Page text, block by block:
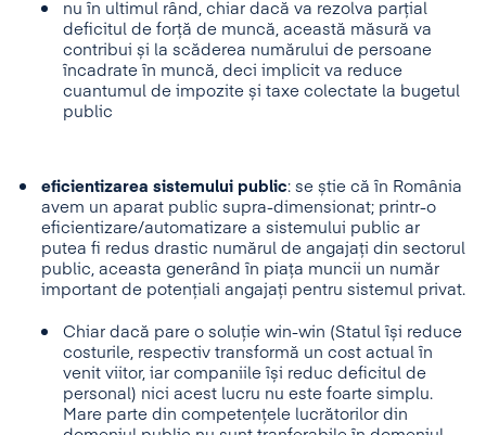
nu în ultimul rând, chiar dacă va rezolva parțial
deficitul de forță de muncă, această măsură va
contribui și la scăderea numărului de persoane
încadrate în muncă, deci implicit va reduce
cuantumul de impozite și taxe colectate la bugetul
public
eficientizarea sistemului public: se știe că în România
avem un aparat public supra-dimensionat; printr-o
eficientizare/automatizare a sistemului public ar
putea fi redus drastic numărul de angajați din sectorul
public, aceasta generând în piața muncii un număr
important de potențiali angajați pentru sistemul privat.
Chiar dacă pare o soluție win-win (Statul își reduce
costurile, respectiv transformă un cost actual în
venit viitor, iar companiile își reduc deficitul de
personal) nici acest lucru nu este foarte simplu.
Mare parte din competențele lucrătorilor din